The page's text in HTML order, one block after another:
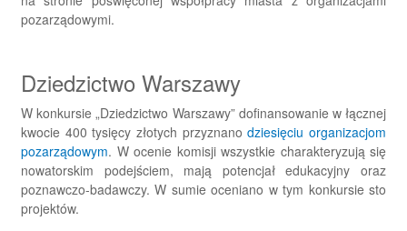
pozarządowymi.
Dziedzictwo Warszawy
W konkursie „Dziedzictwo Warszawy” dofinansowanie w łącznej
kwocie 400 tysięcy złotych przyznanodziesięciu organizacjom
pozarządowym. W ocenie komisji wszystkie charakteryzują się
nowatorskim podejściem, mają potencjał edukacyjny oraz
poznawczo-badawczy. W sumie oceniano w tym konkursie sto
projektów.